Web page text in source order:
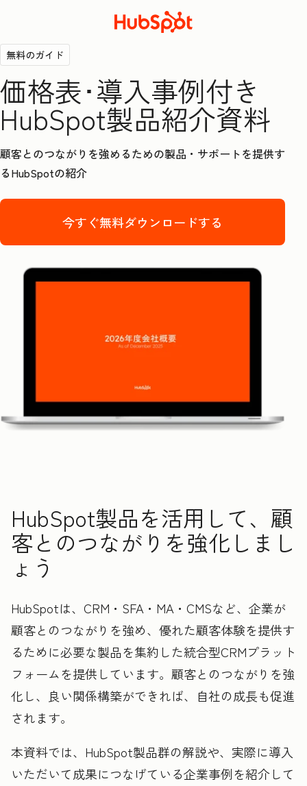
無料のガイド
価格表･導入事例付き
HubSpot製品紹介資料
顧客とのつながりを強めるための製品・サポートを提供す
るHubSpotの紹介
今すぐ無料ダウンロードする
HubSpot製品を活用して、顧
客とのつながりを強化しまし
ょう
HubSpotは、CRM・SFA・MA・CMSなど、企業が
顧客とのつながりを強め、優れた顧客体験を提供す
るために必要な製品を集約した統合型CRMプラット
フォームを提供しています。顧客とのつながりを強
化し、良い関係構築ができれば、自社の成長も促進
されます。
本資料では、 HubSpot製品群の解説や、実際に導入
いただいて成果につなげている企業事例を紹介して